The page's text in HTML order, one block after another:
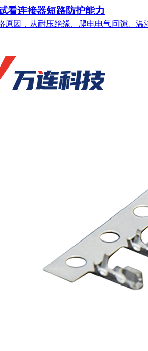
看连接器短路防护能力
原因，从耐压绝缘、爬电电气间隙、温